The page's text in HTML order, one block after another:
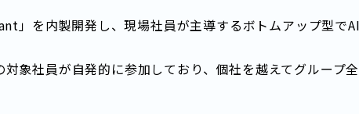
」を内製開発し、現場社員が主導するボトムアップ型で
象社員が自発的に参加しており、個社を越えてグループ